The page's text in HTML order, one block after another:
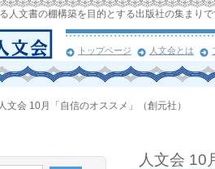
人文書の棚構築を目的とする出版社の集まりで
トップページ 人文会とは
人文会 10月「自信のオススメ」（創元社）
人文会 10